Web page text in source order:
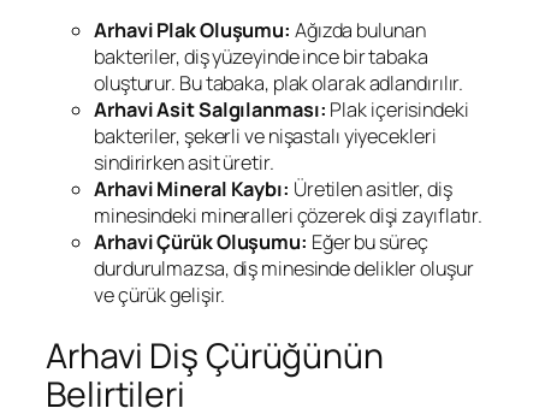
ArhaviPlak Oluşumu: Ağızda bulunan
bakteriler, diş yüzeyinde ince bir tabaka
oluşturur. Bu tabaka, plak olarak adlandırılır.
ArhaviAsit Salgılanması: Plak içerisindeki
bakteriler, şekerli ve nişastalı yiyecekleri
sindirirken asit üretir.
ArhaviMineral Kaybı: Üretilen asitler, diş
minesindeki mineralleri çözerek dişi zayıflatır.
ArhaviÇürük Oluşumu: Eğer bu süreç
durdurulmazsa, diş minesinde delikler oluşur
ve çürük gelişir.
Arhavi Diş Çürüğünün
Belirtileri